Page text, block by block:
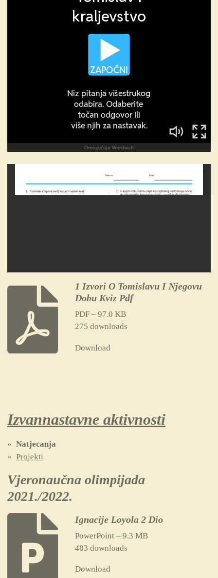
1 Izvori O Tomislavu I Njegovu
Dobu Kviz Pdf
PDF – 97.0 KB
275 downloads
Download
Izvannastavne aktivnosti
Natjecanja
Projekti
Vjeronaučna olimpijada
2021./2022.
Ignacije Loyola 2 Dio
PowerPoint – 9.3 MB
483 downloads
Download